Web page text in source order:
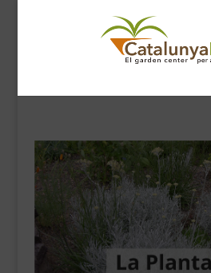
SÍGUENOS EN:
INICIO
PLANTAS
COMPLEMENTOS JARDÍN
MASCOTAS
DECORACIÓN